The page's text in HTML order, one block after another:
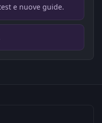
e nuove guide.